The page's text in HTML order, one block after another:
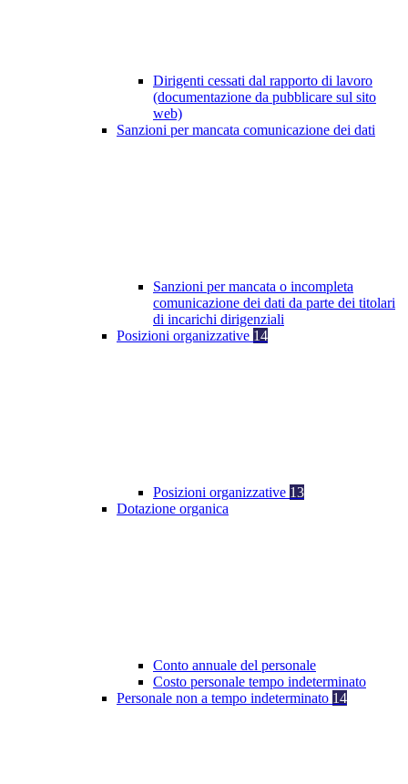
Dirigenti cessati dal rapporto di lavoro
(documentazione da pubblicare sul sito
web)
Sanzioni per mancata comunicazione dei dati
Sanzioni per mancata o incompleta
comunicazione dei dati da parte dei titolari
di incarichi dirigenziali
Posizioni organizzative 14
Posizioni organizzative 13
Dotazione organica
Conto annuale del personale
Costo personale tempo indeterminato
Personale non a tempo indeterminato 14